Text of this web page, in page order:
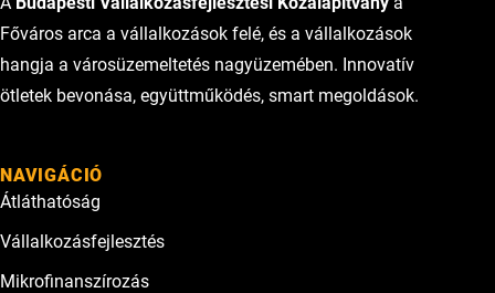
Főváros arca a vállalkozások felé, és a vállalkozások
hangja a városüzemeltetés nagyüzemében. Innovatív
ötletek bevonása, együttműködés, smart megoldások.
NAVIGÁCIÓ
Átláthatóság
Vállalkozásfejlesztés
Mikrofinanszírozás